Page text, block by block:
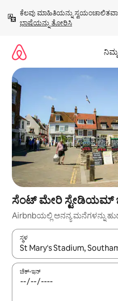
ಹೋಗಿ
ಕೆಲವು ಮಾಹಿತಿಯನ್ನು
ಭಾಷೆಯನ್ನು ತೋರಿಸಿ
ಸೆಂಟ್ ಮೇರಿ ಸ್ಟೇಡಿಯಮ್
Airbnbಯಲ್ಲಿ ಅನನ್ಯ ಮನೆಗಳನ್ನು
ಸ್ಥಳ
ಫಲಿತಾಂಶಗಳು ಲಭ್ಯವಿರುವಾಗ, ಅಪ್
ಚೆಕ್-ಇನ್